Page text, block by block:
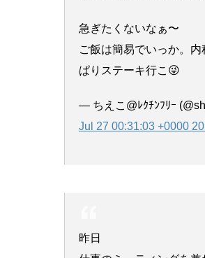
急ぎたくないなぁ〜
ご飯は簡易でいっか。内
ぱりステーキ行こ😜
— ちえこ@ﾚｸﾁﾝﾌﾘｰ
Jul 27 00:31:03 +0000
昨日